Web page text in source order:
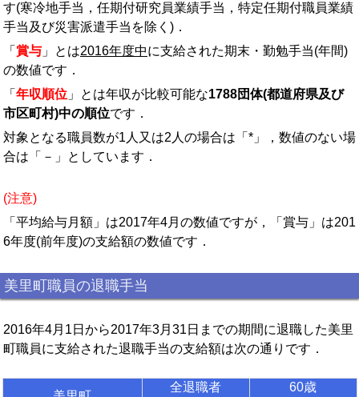
す(寒冷地手当，任期付研究員業績手当，特定任期付職員業績
手当及び災害派遣手当を除く)．
「 賞与 」とは2016年度中に支給された期末・勤勉手当(年間)
の数値です．
「 年収順位 」とは年収が比較可能な1788団体(都道府県及び
市区町村)中の順位です．
対象となる職員数が1人又は2人の場合は「*」，数値のない場
合は「－」としています．
(注意)
「平均給与月額」は2017年4月の数値ですが，「賞与」は201
6年度(前年度)の支給額の数値です．
美里町職員の退職手当
2016年4月1日から2017年3月31日までの期間に退職した美里
町職員に支給された退職手当の支給額は次の通りです．
全退職者
60歳